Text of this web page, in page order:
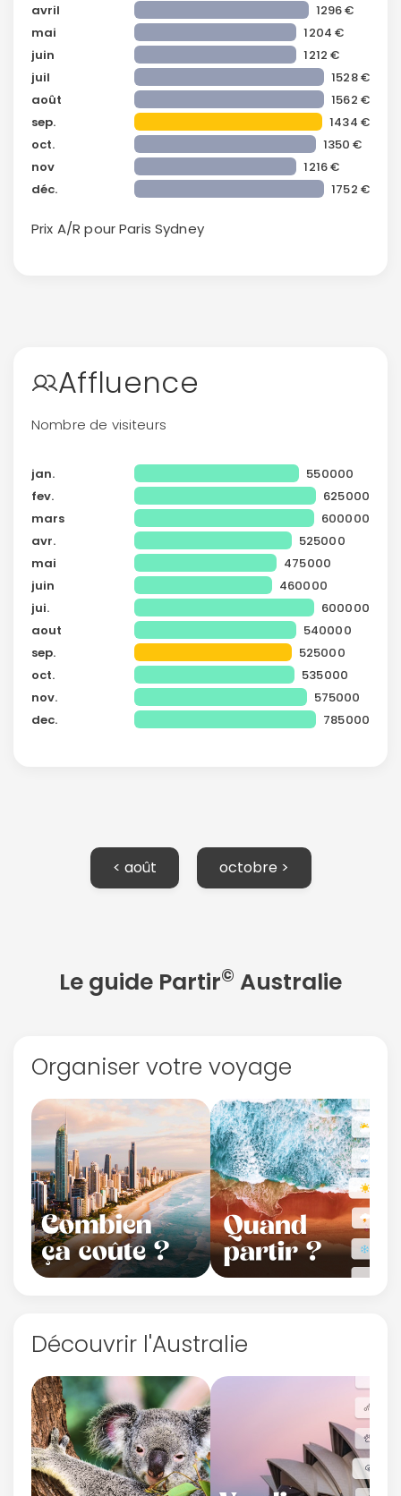
avril
1296 €
mai
1204 €
juin
1212 €
juil
1528 €
août
1562 €
sep.
1434 €
oct.
1350 €
nov
1216 €
déc.
1752 €
Prix A/R pour Paris Sydney
Affluence
Nombre de visiteurs
jan.
550000
fev.
625000
mars
600000
avr.
525000
mai
475000
juin
460000
jui.
600000
aout
540000
sep.
525000
oct.
535000
nov.
575000
dec.
785000
< août octobre >
Le guide Partir© Australie
Organiser votre voyage
Découvrir l'Australie
ou connectez-vous par mail
Politique de